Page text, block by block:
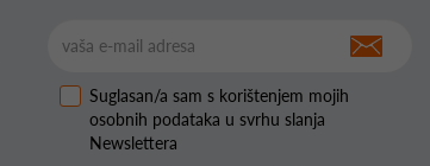
Suglasan/a sam s korištenjem mojih
osobnih podataka u svrhu slanja
Newslettera